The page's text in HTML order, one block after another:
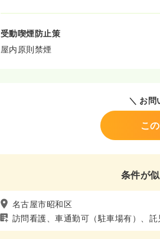
受動喫煙防止策
屋内原則禁煙
＼ お問
こ
条件が
名古屋市昭和区
訪問看護、車通勤可（駐車場有）、託